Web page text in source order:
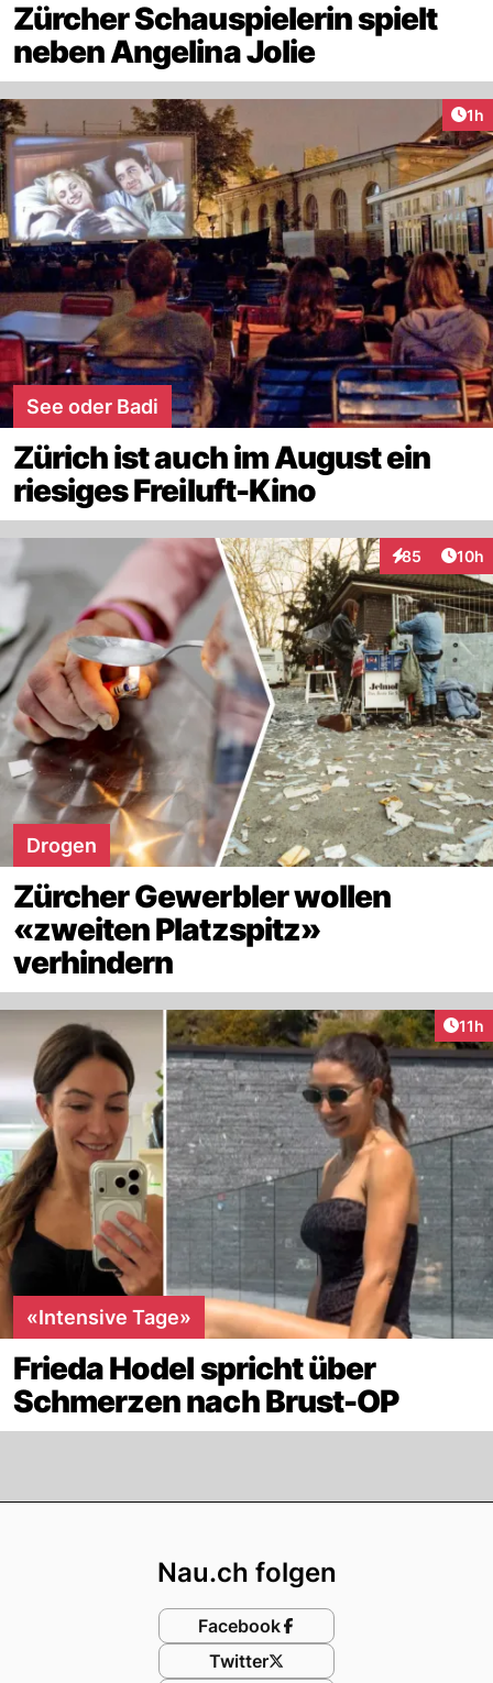
Zürcher Schauspielerin spielt
neben Angelina Jolie
1h
See oder Badi
Zürich ist auch im August ein
riesiges Freiluft-Kino
85
Interaktionen
10h
Drogen
Zürcher Gewerbler wollen
«zweiten Platzspitz»
verhindern
11h
«Intensive Tage»
Frieda Hodel spricht über
Schmerzen nach Brust-OP
Nau.ch folgen
Facebook
Twitter